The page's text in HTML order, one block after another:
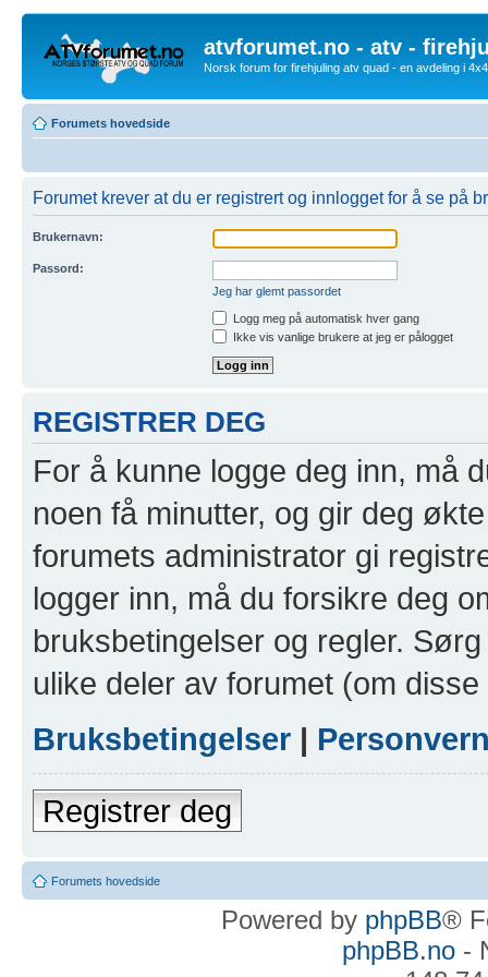
atvforumet.no - atv -
Norsk forum for firehjuling atv quad - en avdeling i
Forumets hovedside
Forumet krever at du er registrert og innlogget for å se på
Brukernavn:
Passord:
Jeg har glemt passordet
Logg meg på automatisk hver gang
Ikke vis vanlige brukere at jeg er pålogget
REGISTRER DEG
For å kunne logge deg inn, må
noen få minutter, og gir deg
forumets administrator gi
logger inn, må du forsikre deg
bruksbetingelser og regler.
ulike deler av forumet (om
Bruksbetingelser |
Registrer deg
Forumets hovedside
Powered by phpBB®
phpBB.no-